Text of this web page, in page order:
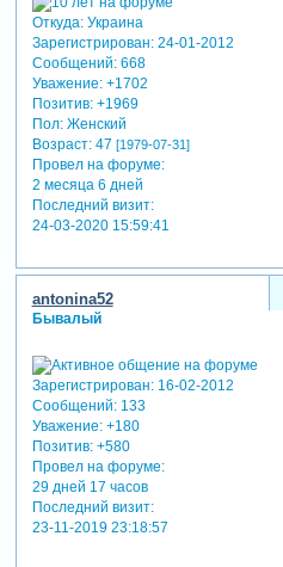
Откуда:Украина
Зарегистрирован: 24-01-2012
Сообщений:668
Уважение: +1702
Позитив: +1969
Пол:Женский
Возраст:47 [1979-07-31]
Провел на форуме:
2 месяца 6 дней
Последний визит:
24-03-2020 15:59:41
antonina52
Бывалый
Зарегистрирован: 16-02-2012
Сообщений:133
Уважение: +180
Позитив: +580
Провел на форуме:
29 дней 17 часов
Последний визит:
23-11-2019 23:18:57